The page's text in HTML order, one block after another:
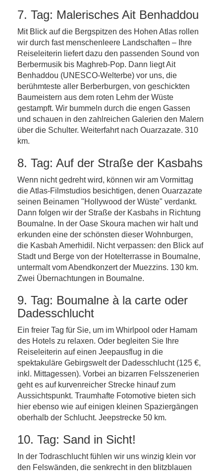
7. Tag: Malerisches Ait Benhaddou
Mit Blick auf die Bergspitzen des Hohen Atlas rollen
wir durch fast menschenleere Landschaften – Ihre
Reiseleiterin liefert dazu den passenden Sound von
Berbermusik bis Maghreb-Pop. Dann liegt Ait
Benhaddou (UNESCO-Welterbe) vor uns, die
berühmteste aller Berberburgen, von geschickten
Baumeistern aus dem roten Lehm der Wüste
gestampft. Wir bummeln durch die engen Gassen
und schauen in den zahlreichen Galerien den Malern
über die Schulter. Weiterfahrt nach Ouarzazate. 310
km.
8. Tag: Auf der Straße der Kasbahs
Wenn nicht gedreht wird, können wir am Vormittag
die Atlas-Filmstudios besichtigen, denen Ouarzazate
seinen Beinamen "Hollywood der Wüste" verdankt.
Dann folgen wir der Straße der Kasbahs in Richtung
Boumalne. In der Oase Skoura machen wir halt und
erkunden eine der schönsten dieser Wohnburgen,
die Kasbah Amerhidil. Nicht verpassen: den Blick auf
Stadt und Berge von der Hotelterrasse in Boumalne,
untermalt vom Abendkonzert der Muezzins. 130 km.
Zwei Übernachtungen in Boumalne.
9. Tag: Boumalne à la carte oder
Dadesschlucht
Ein freier Tag für Sie, um im Whirlpool oder Hamam
des Hotels zu relaxen. Oder begleiten Sie Ihre
Reiseleiterin auf einen Jeepausflug in die
spektakuläre Gebirgswelt der Dadesschlucht (125 €,
inkl. Mittagessen). Vorbei an bizarren Felsszenerien
geht es auf kurvenreicher Strecke hinauf zum
Aussichtspunkt. Traumhafte Fotomotive bieten sich
hier ebenso wie auf einigen kleinen Spaziergängen
oberhalb der Schlucht. Jeepstrecke 50 km.
10. Tag: Sand in Sicht!
In der Todraschlucht fühlen wir uns winzig klein vor
den Felswänden, die senkrecht in den blitzblauen